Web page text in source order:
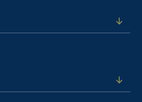
Open
Open